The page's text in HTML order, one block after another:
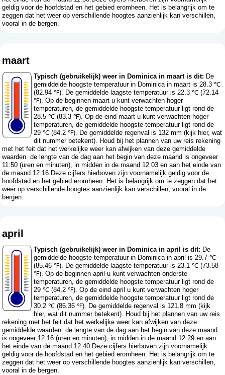
geldig voor de hoofdstad en het gebied eromheen. Het is belangrijk om te
zeggen dat het weer op verschillende hoogtes aanzienlijk kan verschillen,
vooral in de bergen.
maart
Typisch (gebruikelijk) weer in Dominica in maart is dit: De
gemiddelde hoogste temperatuur in Dominica in maart is 28.3 ℃
(82.94 ℉). De gemiddelde laagste temperatuur is 22.3 ℃ (72.14
℉). Op de beginnen maart u kunt verwachten hoger
temperaturen, de gemiddelde hoogste temperatuur ligt rond de
28.5 ℃ (83.3 ℉). Op de eind maart u kunt verwachten hoger
temperaturen, de gemiddelde hoogste temperatuur ligt rond de
29 ℃ (84.2 ℉). De gemiddelde regenval is 132 mm (kijk hier, wat
dit nummer betekent). Houd bij het plannen van uw reis rekening
met het feit dat het werkelijke weer kan afwijken van deze gemiddelde
waarden. de lengte van de dag aan het begin van deze maand is ongeveer
11:50 (uren en minuten), in midden in de maand 12:03 en aan het einde van
de maand 12:16.Deze cijfers hierboven zijn voornamelijk geldig voor de
hoofdstad en het gebied eromheen. Het is belangrijk om te zeggen dat het
weer op verschillende hoogtes aanzienlijk kan verschillen, vooral in de
bergen.
april
Typisch (gebruikelijk) weer in Dominica in april is dit: De
gemiddelde hoogste temperatuur in Dominica in april is 29.7 ℃
(85.46 ℉). De gemiddelde laagste temperatuur is 23.1 ℃ (73.58
℉). Op de beginnen april u kunt verwachten onderste
temperaturen, de gemiddelde hoogste temperatuur ligt rond de
29 ℃ (84.2 ℉). Op de eind april u kunt verwachten hoger
temperaturen, de gemiddelde hoogste temperatuur ligt rond de
30.2 ℃ (86.36 ℉). De gemiddelde regenval is 121.8 mm (kijk
hier, wat dit nummer betekent). Houd bij het plannen van uw reis
rekening met het feit dat het werkelijke weer kan afwijken van deze
gemiddelde waarden. de lengte van de dag aan het begin van deze maand
is ongeveer 12:16 (uren en minuten), in midden in de maand 12:29 en aan
het einde van de maand 12:40.Deze cijfers hierboven zijn voornamelijk
geldig voor de hoofdstad en het gebied eromheen. Het is belangrijk om te
zeggen dat het weer op verschillende hoogtes aanzienlijk kan verschillen,
vooral in de bergen.